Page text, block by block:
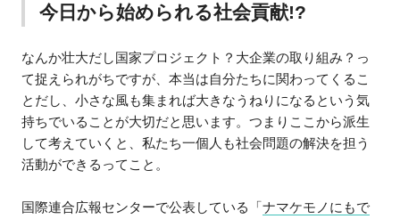
今日から始められる社会貢献!?
なんか壮大だし国家プロジェクト？大企業の取り組み？っ
て捉えられがちですが、本当は自分たちに関わってくるこ
とだし、小さな風も集まれば大きなうねりになるという気
持ちでいることが大切だと思います。つまりここから派生
して考えていくと、私たち一個人も社会問題の解決を担う
活動ができるってこと。
国際連合広報センターで公表している「ナマケモノにもで